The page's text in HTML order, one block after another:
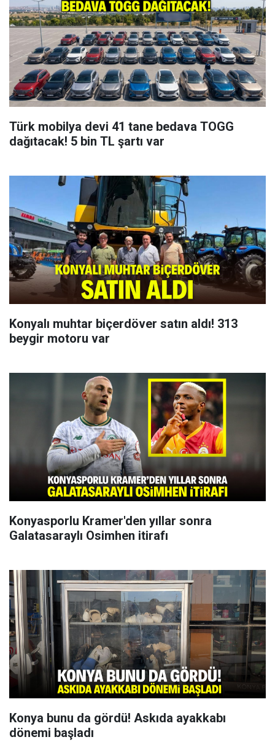
Türk mobilya devi 41 tane bedava TOGG
dağıtacak! 5 bin TL şartı var
Konyalı muhtar biçerdöver satın aldı! 313
beygir motoru var
Konyasporlu Kramer'den yıllar sonra
Galatasaraylı Osimhen itirafı
Konya bunu da gördü! Askıda ayakkabı
dönemi başladı